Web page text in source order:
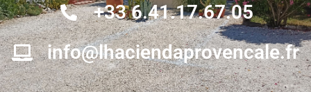
+33 6.41.17.67.05
info@lhaciendaprovencale.fr